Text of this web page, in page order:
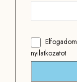
Elfogadom
nyilatkozatot